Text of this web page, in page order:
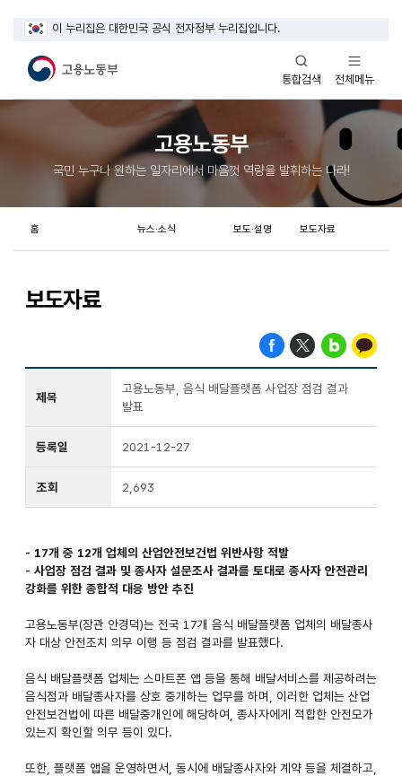
이 누리집은 대한민국 공식 전자정부 누리집입니다.
통합검색
열기
전체메뉴
열기
고용노동부
국민 누구나 원하는 일자리에서 마음껏 역량을 발휘하는 나라!
보도자료
홈 뉴스·소식 보도·설명 보도자료
제목
고용노동부, 음식 배달플랫폼 사업장 점검 결과
발표
등록일 2021-12-27
조회 2,693
- 17개 중 12개 업체의 산업안전보건법 위반사항 적발
- 사업장 점검 결과 및 종사자 설문조사 결과를 토대로 종사자 안전관리
강화를 위한 종합적 대응 방안 추진
고용노동부(장관 안경덕)는 전국 17개 음식 배달플랫폼 업체의 배달종사
자 대상 안전조치 의무 이행 등 점검 결과를 발표했다.
음식 배달플랫폼 업체는 스마트폰 앱 등을 통해 배달서비스를 제공하려는
음식점과 배달종사자를 상호 중개하는 업무를 하며, 이러한 업체는 산업
안전보건법에 따른 배달중개인에 해당하여, 종사자에게 적합한 안전모가
있는지 확인할 의무 등이 있다.
또한, 플랫폼 앱을 운영하면서, 동시에 배달종사자와 계약 등을 체결하고,